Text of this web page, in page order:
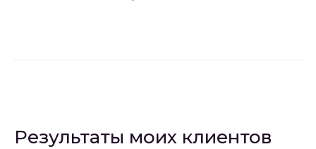
Результаты моих клиентов